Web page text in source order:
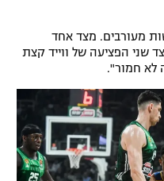
מעורבים. מצד אחד
שני הפציעה של ווייד קצת
לא חמור".